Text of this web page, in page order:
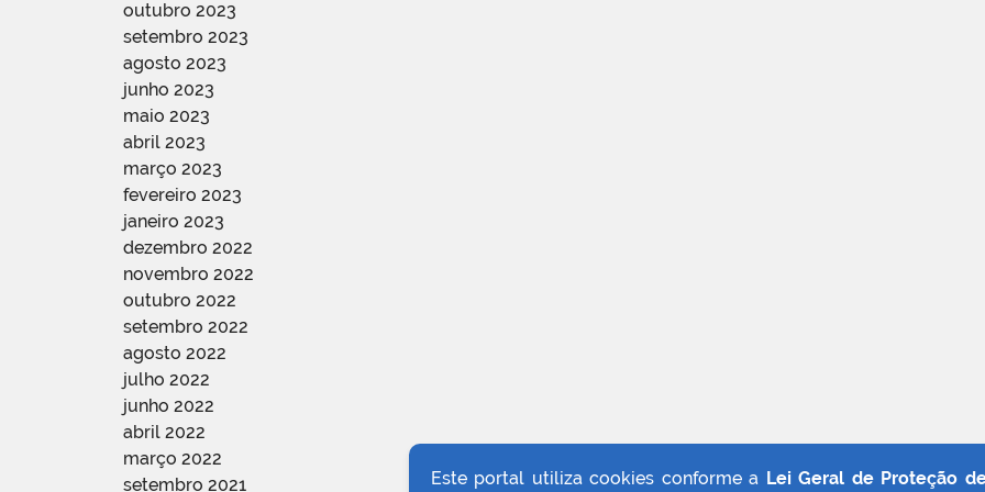
Este portal utiliza cookies conforme a Lei Geral de Proteção
outubro 2023
setembro 2023
agosto 2023
junho 2023
maio 2023
abril 2023
março 2023
fevereiro 2023
janeiro 2023
dezembro 2022
novembro 2022
outubro 2022
setembro 2022
agosto 2022
julho 2022
junho 2022
abril 2022
março 2022
setembro 2021